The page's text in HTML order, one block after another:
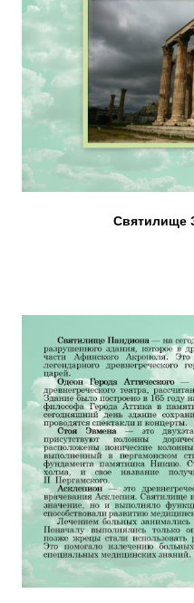
Святилище